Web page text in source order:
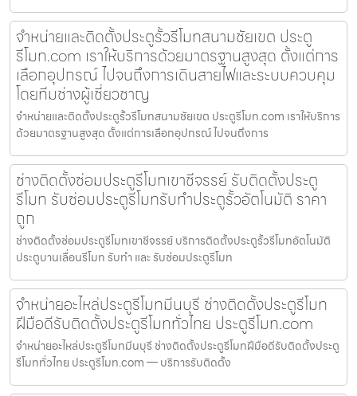
จำหน่ายและติดตั้งประตูรั้วรีโมทสนามชัยเขต ประตู
รีโมท.com เราให้บริการด้วยมาตรฐานสูงสุด ตั้งแต่การ
เลือกอุปกรณ์ ไปจนถึงการเดินสายไฟและระบบควบคุม
โดยทีมช่างผู้เชี่ยวชาญ
จำหน่ายและติดตั้งประตูรั้วรีโมทสนามชัยเขต ประตูรีโมท.com เราให้บริการ
ด้วยมาตรฐานสูงสุด ตั้งแต่การเลือกอุปกรณ์ ไปจนถึงการ
ช่างติดตั้งซ่อมประตูรีโมทเขาชีจรรย์ รับติดตั้งประตู
รีโมท รับซ่อมประตูรีโมทรับทำประตูรั้วอัตโนมัติ ราคา
ถูก
ช่างติดตั้งซ่อมประตูรีโมทเขาชีจรรย์ บริการติดตั้งประตูรั้วรีโมทอัตโนมัติ
ประตูบานเลื่อนรีโมท รับทำ และ รับซ่อมประตูรีโมท
จำหน่ายอะไหล่ประตูรีโมทมีนบุรี ช่างติดตั้งประตูรีโมท
ฝีมือดีรับติดตั้งประตูรีโมททั่วไทย ประตูรีโมท.com
จำหน่ายอะไหล่ประตูรีโมทมีนบุรี ช่างติดตั้งประตูรีโมทฝีมือดีรับติดตั้งประตู
รีโมททั่วไทย ประตูรีโมท.com — บริการรับติดตั้ง